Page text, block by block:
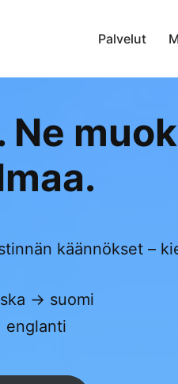
Palvelut
Ne
käännökset –
→ suomi
englanti